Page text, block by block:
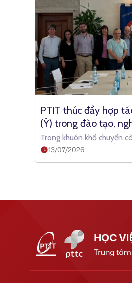
PTIT thúc đẩy hợp
(Ý) trong đào tạo,
mới sáng tạo
13/07/2026
Trong khuôn khổ chuyến
07/7/2026, đoàn công tác